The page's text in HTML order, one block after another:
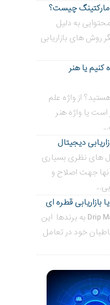
مارکتینگ چیست؟
به دلیل
روش های بازاریابی
کنیم یا هنر
هستید؟ از واژه علم
است یا واژه هنر
های نظری بسیاری
جهت اصلاح و
بازاریابی قطره ای
بازاریابی قطره ای Drip Marketing به برندها این
خود در تعامل